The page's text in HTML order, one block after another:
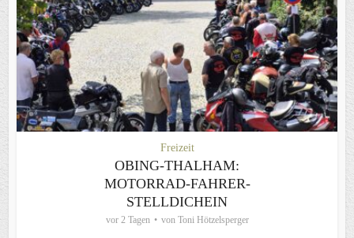
Freizeit
OBING-THALHAM:
MOTORRAD-FAHRER-
STELLDICHEIN
vor 2 Tagen von Toni Hötzelsperger